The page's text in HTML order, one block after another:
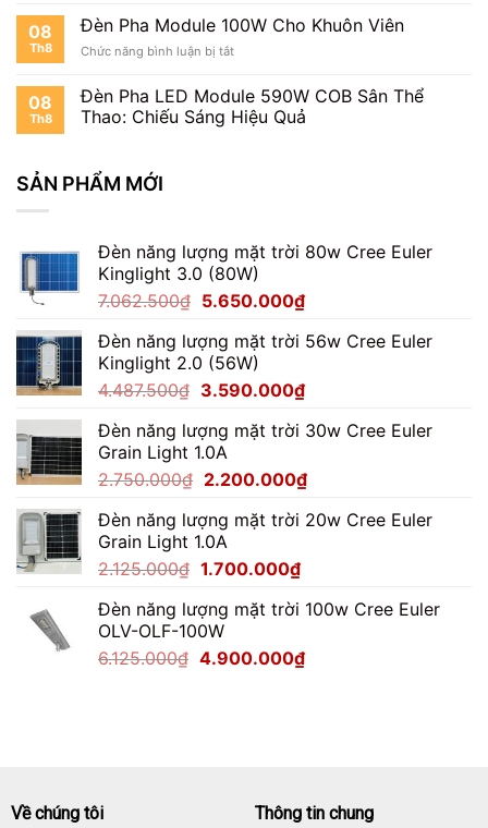
Bệnh
Pha
Module
100W
Trường
Học
08
Th8
Đèn Pha Module 100W Cho Khuôn Viên
Chức năng bình luận bị tắtở
Pha
Module
100W
08
Th8
Đèn Pha LED Module 590W COB Sân Thể
Thao: Chiếu Sáng Hiệu Quả
SẢN PHẨM MỚI
Đèn năng lượng mặt trời 80w Cree Euler
Kinglight 3.0 (80W)
7.062.500₫ Giá
là:
7.062.500₫.
5.650.000₫Giá
tại
5.650.000₫.
Đèn năng lượng mặt trời 56w Cree Euler
Kinglight 2.0 (56W)
4.487.500₫ Giá
là:
4.487.500₫.
3.590.000₫Giá
tại
3.590.000₫.
Đèn năng lượng mặt trời 30w Cree Euler
Grain Light 1.0A
2.750.000₫ Giá
là:
2.750.000₫.
2.200.000₫Giá
tại
Đèn năng lượng mặt trời 20w Cree Euler
Grain Light 1.0A
2.125.000₫ Giá
là:
2.125.000₫.
1.700.000₫Giá
tại
1.700.000₫.
Đèn năng lượng mặt trời 100w Cree Euler
OLV-OLF-100W
6.125.000₫ Giá
4.900.000₫Giá
Về chúng tôi Thông tin chung